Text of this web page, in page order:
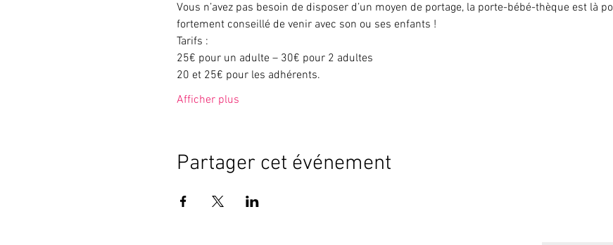
Vous n’avez pas besoin de disposer d’un moyen de portage, la porte-bébé-thèque est là
fortement conseillé de venir avec son ou ses enfants !
Tarifs :
25€ pour un adulte – 30€ pour 2 adultes
20 et 25€ pour les adhérents.
Afficher plus
Partager cet événement